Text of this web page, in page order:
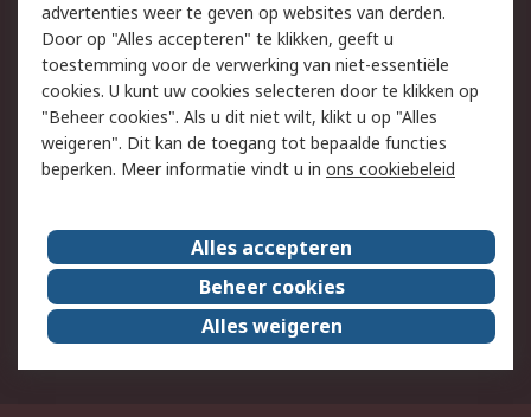
Wettelijk
Cookiebeleid
Email veiligheid
Privacybeleid
Websitevoorwaarden
Algemene
verkoopvoorwaarden
Over RS
RS Group
Over ons
RS wereldwijd
Werken bij RS
ESG
advertenties weer te geven op websites van derden.
Door op "Alles accepteren" te klikken, geeft u
toestemming voor de verwerking van niet-essentiële
cookies. U kunt uw cookies selecteren door te klikken op
"Beheer cookies". Als u dit niet wilt, klikt u op "Alles
weigeren". Dit kan de toegang tot bepaalde functies
beperken. Meer informatie vindt u in ons cookiebeleid
Alles accepteren
Beheer cookies
Alles weigeren